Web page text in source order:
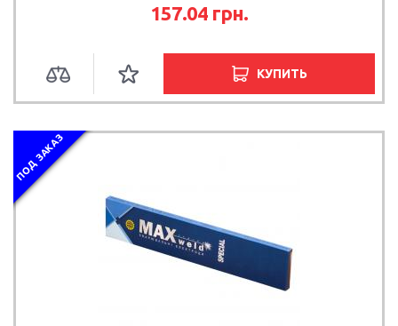
157.04 грн.
КУПИТЬ
ПОД ЗАКАЗ